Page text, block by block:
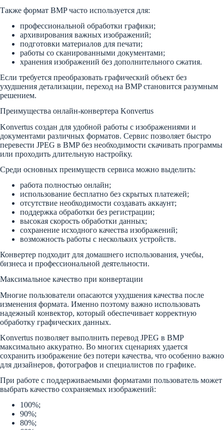
Также формат BMP часто используется для:
профессиональной обработки графики;
архивирования важных изображений;
подготовки материалов для печати;
работы со сканированными документами;
хранения изображений без дополнительного сжатия.
Если требуется преобразовать графический объект без
ухудшения детализации, переход на BMP становится разумным
решением.
Преимущества онлайн-конвертера Konvertus
Konvertus создан для удобной работы с изображениями и
документами различных форматов. Сервис позволяет быстро
перевести JPEG в BMP без необходимости скачивать программы
или проходить длительную настройку.
Среди основных преимуществ сервиса можно выделить:
работа полностью онлайн;
использование бесплатно без скрытых платежей;
отсутствие необходимости создавать аккаунт;
поддержка обработки без регистрации;
высокая скорость обработки данных;
сохранение исходного качества изображений;
возможность работы с нескольких устройств.
Конвертер подходит для домашнего использования, учебы,
бизнеса и профессиональной деятельности.
Максимальное качество при конвертации
Многие пользователи опасаются ухудшения качества после
изменения формата. Именно поэтому важно использовать
надежный конвектор, который обеспечивает корректную
обработку графических данных.
Konvertus позволяет выполнить перевод JPEG в BMP
максимально аккуратно. Во многих сценариях удается
сохранить изображение без потери качества, что особенно важно
для дизайнеров, фотографов и специалистов по графике.
При работе с поддерживаемыми форматами пользователь может
выбрать качество сохраняемых изображений:
100%;
90%;
80%;